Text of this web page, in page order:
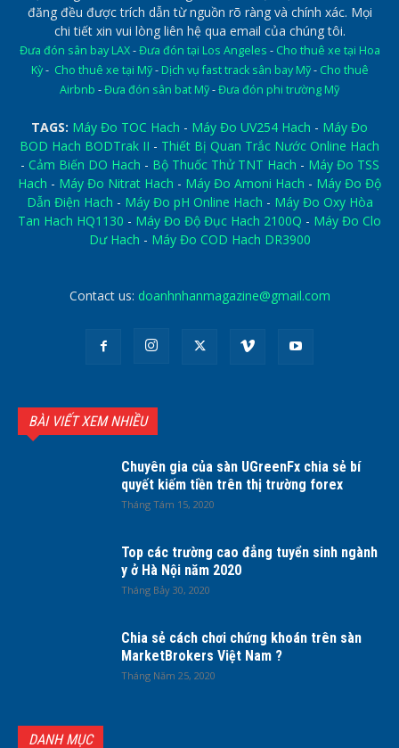
đăng đều được trích dẫn từ nguồn rõ ràng và chính xác. Mọi
chi tiết xin vui lòng liên hệ qua email của chúng tôi.
Đưa đón sân bay LAX-Đưa đón tại Los Angeles - Cho thuê xe tại Hoa
Kỳ- Cho thuê xe tại Mỹ- Dịch vụ fast track sân bay Mỹ- Cho thuê
Airbnb -Đưa đón sân bat Mỹ-Đưa đón phi trường Mỹ
TAGS: Máy Đo TOC Hach - Máy Đo UV254 Hach - Máy Đo
BOD Hach BODTrak II - Thiết Bị Quan Trắc Nước Online Hach
- Cảm Biến DO Hach - Bộ Thuốc Thử TNT Hach - Máy Đo TSS
Hach - Máy Đo Nitrat Hach - Máy Đo Amoni Hach - Máy Đo Độ
Dẫn Điện Hach - Máy Đo pH Online Hach - Máy Đo Oxy Hòa
Tan Hach HQ1130 - Máy Đo Độ Đục Hach 2100Q - Máy Đo Clo
Dư Hach - Máy Đo COD Hach DR3900
Contact us: doanhnhanmagazine@gmail.com
BÀI VIẾT XEM NHIỀU
Chuyên gia của sàn UGreenFx chia sẻ bí
quyết kiếm tiền trên thị trường forex
Tháng Tám 15, 2020
Top các trường cao đẳng tuyển sinh ngành
y ở Hà Nội năm 2020
Tháng Bảy 30, 2020
Chia sẻ cách chơi chứng khoán trên sàn
MarketBrokers Việt Nam ?
Tháng Năm 25, 2020
DANH MỤC